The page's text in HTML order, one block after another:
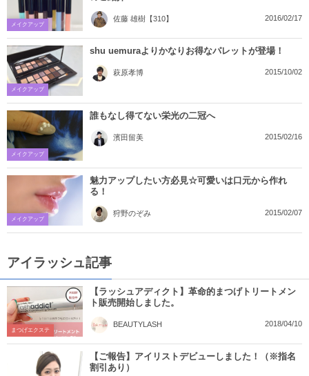
メイクアップ
佐藤 雄樹【310】 2016/02/17
メイクアップ
shu uemuraよりかなりお得なパレットが登場！
萩原孝博 2015/10/02
メイクアップ
誰もなし得てない栄光の二冠へ
濱田留美 2015/02/16
メイクアップ
魅力アップしたい方必見☆可愛いは口元から作れ
る！
狩野のぞみ 2015/02/07
アイラッシュ記事
まつげエクステ
【ラッシュアディクト】革命的まつげトリートメン
ト販売開始しました。
BEAUTYLASH 2018/04/10
【ご報告】アイリストデビューしました！（※指名
割引あり）